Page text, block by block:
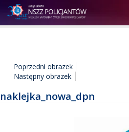
Poprzedni obrazek
Następny obrazek
naklejka_nowa_dpn